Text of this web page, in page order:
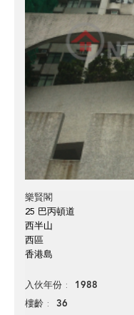
樂賢閣
25 巴丙頓道
西半山
西區
香港島
入伙年份 1988
樓齡 36